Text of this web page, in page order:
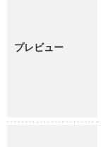
プレビュー